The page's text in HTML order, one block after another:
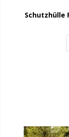
Schutzhülle